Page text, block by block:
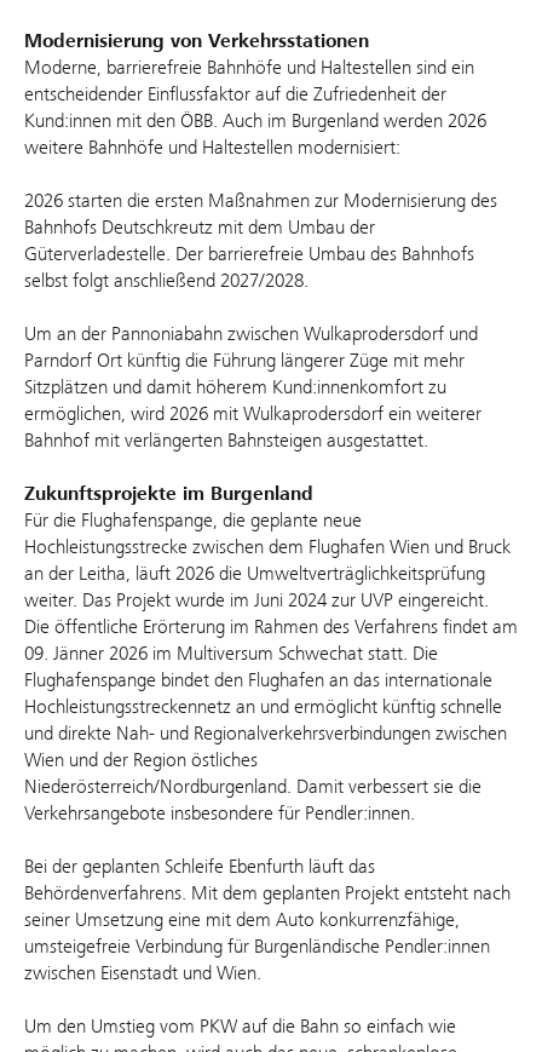
Modernisierung von Verkehrsstationen
Moderne, barrierefreie Bahnhöfe und Haltestellen sind ein
entscheidender Einflussfaktor auf die Zufriedenheit der
Kund:innen mit den ÖBB. Auch im Burgenland werden 2026
weitere Bahnhöfe und Haltestellen modernisiert:
2026 starten die ersten Maßnahmen zur Modernisierung des
Bahnhofs Deutschkreutz mit dem Umbau der
Güterverladestelle. Der barrierefreie Umbau des Bahnhofs
selbst folgt anschließend 2027/2028.
Um an der Pannoniabahn zwischen Wulkaprodersdorf und
Parndorf Ort künftig die Führung längerer Züge mit mehr
Sitzplätzen und damit höherem Kund:innenkomfort zu
ermöglichen, wird 2026 mit Wulkaprodersdorf ein weiterer
Bahnhof mit verlängerten Bahnsteigen ausgestattet.
Zukunftsprojekte im Burgenland
Für die Flughafenspange, die geplante neue
Hochleistungsstrecke zwischen dem Flughafen Wien und Bruck
an der Leitha, läuft 2026 die Umweltverträglichkeitsprüfung
weiter. Das Projekt wurde im Juni 2024 zur UVP eingereicht.
Die öffentliche Erörterung im Rahmen des Verfahrens findet am
09. Jänner 2026 im Multiversum Schwechat statt. Die
Flughafenspange bindet den Flughafen an das internationale
Hochleistungsstreckennetz an und ermöglicht künftig schnelle
und direkte Nah- und Regionalverkehrsverbindungen zwischen
Wien und der Region östliches
Niederösterreich/Nordburgenland. Damit verbessert sie die
Verkehrsangebote insbesondere für Pendler:innen.
Bei der geplanten Schleife Ebenfurth läuft das
Behördenverfahrens. Mit dem geplanten Projekt entsteht nach
seiner Umsetzung eine mit dem Auto konkurrenzfähige,
umsteigefreie Verbindung für Burgenländische Pendler:innen
zwischen Eisenstadt und Wien.
Um den Umstieg vom PKW auf die Bahn so einfach wie